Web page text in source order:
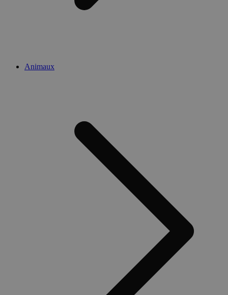
Animaux